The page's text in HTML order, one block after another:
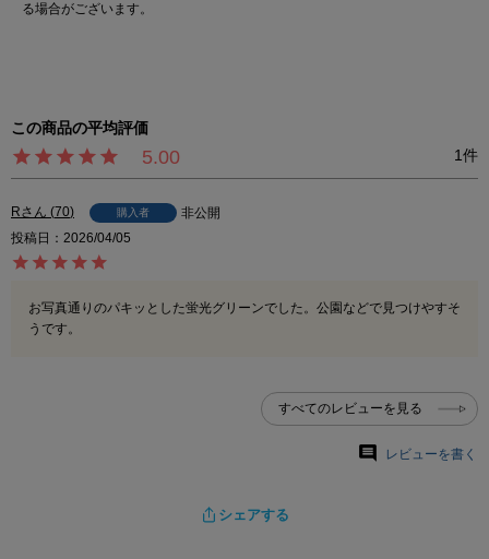
る場合がございます。
5.00 1
R 70 購入者
非公開
投稿日
2026/04/05
お写真通りのパキッとした蛍光グリーンでした。公園などで見つけやすそ
うです。
すべてのレビューを見る
レビューを書く
シェアする